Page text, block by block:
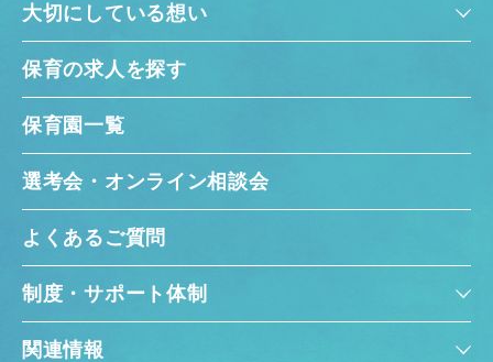
大切にしている想い
保育の求人を探す
保育園一覧
選考会・オンライン相談会
よくあるご質問
制度・サポート体制
関連情報